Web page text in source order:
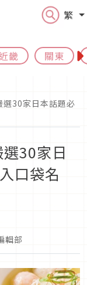
繁
畿 關東
30家日本話題必
30家日
口袋名
輯部